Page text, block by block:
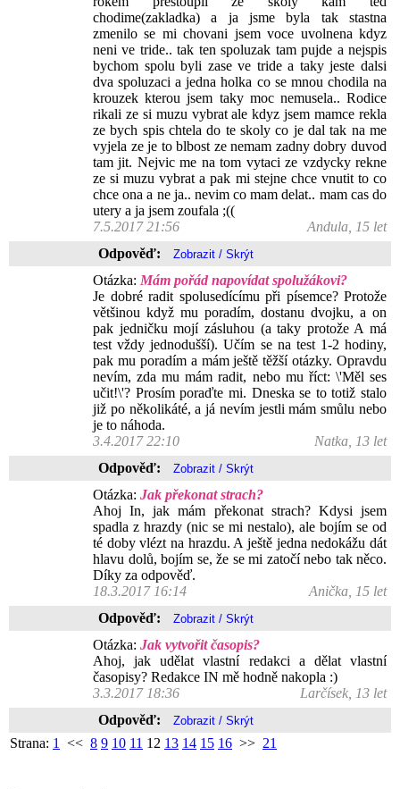
chodime(zakladka) a ja jsme byla tak stastna
zmenilo se mi chovani jsem voce uvolnena kdyz
neni ve tride.. tak ten spoluzak tam pujde a nejspis
bychom spolu byli zase ve tride a taky jeste dalsi
dva spoluzaci a jedna holka co se mnou chodila na
krouzek kterou jsem taky moc nemusela.. Rodice
rikali ze si muzu vybrat ale kdyz jsem mamce rekla
ze bych spis chtela do te skoly co je dal tak na me
vyjela ze je to blbost ze nemam zadny dobry duvod
tam jit. Nejvic me na tom vytaci ze vzdycky rekne
ze si muzu vybrat a pak mi stejne chce vnutit to co
chce ona a ne ja.. nevim co mam delat.. mam cas do
utery a ja jsem zoufala ;((
7.5.2017 21:56
Andula, 15 let
Odpověď:
Otázka: Mám pořád napovídat spolužákovi?
Je dobré radit spolusedícímu při písemce? Protože
většinou když mu poradím, dostanu dvojku, a on
pak jedničku mojí zásluhou (a taky protože A má
test vždy jednodušší). Učím se na test 1-2 hodiny,
pak mu poradím a mám ještě těžší otázky. Opravdu
nevím, zda mu mám radit, nebo mu říct: \'Měl ses
učit!\'? Prosím poraďte mi. Dneska se to totiž stalo
již po několikáté, a já nevím jestli mám smůlu nebo
je to náhoda.
3.4.2017 22:10
Natka, 13 let
Odpověď:
Otázka: Jak překonat strach?
Ahoj In, jak mám překonat strach? Kdysi jsem
spadla z hrazdy (nic se mi nestalo), ale bojím se od
té doby vlézt na hrazdu. A ještě jedna nedokážu dát
hlavu dolů, bojím se, že se mi zatočí nebo tak něco.
Díky za odpověď.
18.3.2017 16:14
Anička, 15 let
Odpověď:
Otázka: Jak vytvořit časopis?
Ahoj, jak udělat vlastní redakci a dělat vlastní
časopisy? Redakce IN mě hodně nakopla :)
3.3.2017 18:36
Larčísek, 13 let
Odpověď:
Strana: 1 << 8 9 10 11 12 13 14 15 16 >> 21